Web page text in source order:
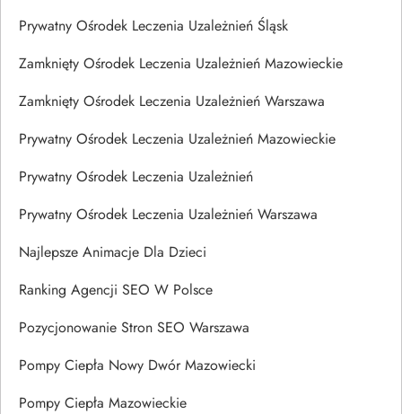
Prywatny Ośrodek Leczenia Uzależnień Śląsk
Zamknięty Ośrodek Leczenia Uzależnień Mazowieckie
Zamknięty Ośrodek Leczenia Uzależnień Warszawa
Prywatny Ośrodek Leczenia Uzależnień Mazowieckie
Prywatny Ośrodek Leczenia Uzależnień
Prywatny Ośrodek Leczenia Uzależnień Warszawa
Najlepsze Animacje Dla Dzieci
Ranking Agencji SEO W Polsce
Pozycjonowanie Stron SEO Warszawa
Pompy Ciepła Nowy Dwór Mazowiecki
Pompy Ciepła Mazowieckie